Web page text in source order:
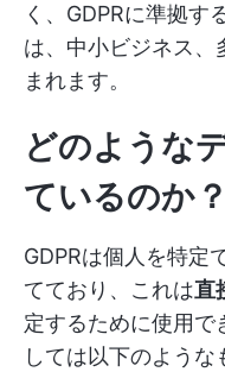
く、GDPRに準拠す
は、中小ビジネス、
まれます。
どのような
ているのか？
GDPRは個人を特定
てており、これは直
定するために使用で
しては以下のような